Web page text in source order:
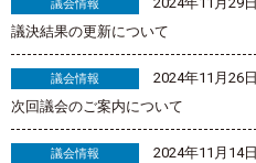
議会情報
議決結果の更新について
議会情報
2024年11月26日
次回議会のご案内について
議会情報
2024年11月14日